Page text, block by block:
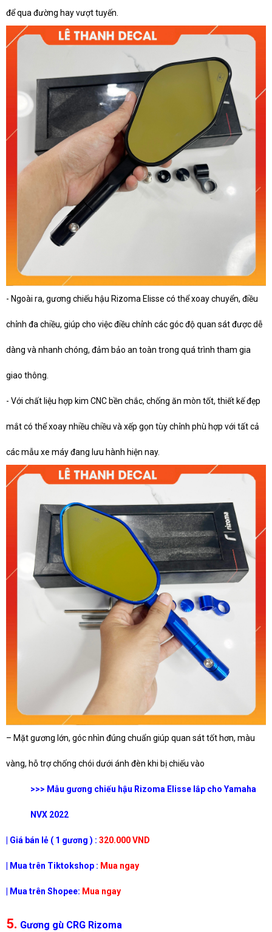
để qua đường hay vượt tuyến.
- Ngoài ra, gương chiếu hậu Rizoma Elisse có thể xoay chuyển, điều
chỉnh đa chiều, giúp cho việc điều chỉnh các góc độ quan sát được dễ
dàng và nhanh chóng, đảm bảo an toàn trong quá trình tham gia
giao thông.
- Với chất liệu hợp kim CNC bền chắc, chống ăn mòn tốt, thiết kế đẹp
mắt có thể xoay nhiều chiều và xếp gọn tùy chỉnh phù hợp với tất cả
các mẫu xe máy đang lưu hành hiện nay.
– Mặt gương lớn, góc nhìn đúng chuẩn giúp quan sát tốt hơn, màu
vàng, hỗ trợ chống chói dưới ánh đèn khi bị chiếu vào
>>> Mẫu gương chiếu hậu Rizoma Elisse lắp cho Yamaha
NVX 2022
| Giá bán lẻ ( 1 gương ) : 320.000 VND
| Mua trên Tiktokshop : Mua ngay
| Mua trên Shopee: Mua ngay
5. Gương gù CRG Rizoma